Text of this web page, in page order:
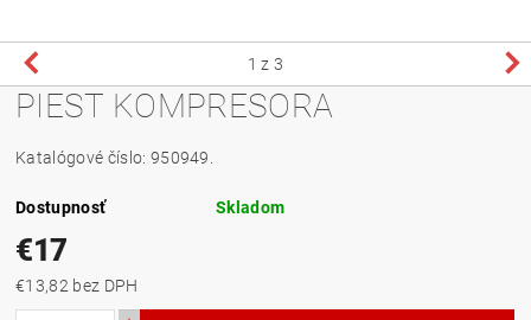
1 z 3
PIEST KOMPRESORA
Katalógové číslo: 950949.
Dostupnosť Skladom
€17
€13,82 bez DPH